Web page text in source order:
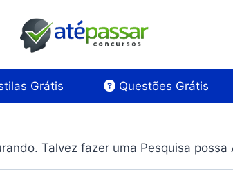
Grátis Questões Grátis
Talvez fazer uma Pesquisa possa